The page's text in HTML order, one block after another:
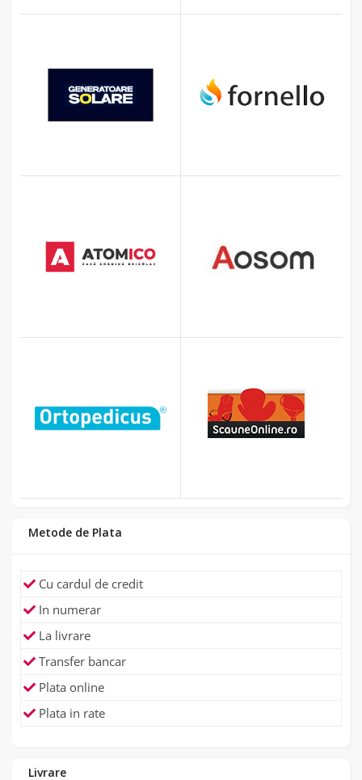
Metode de Plata
Cu cardul de credit
In numerar
La livrare
Transfer bancar
Plata online
Plata in rate
Livrare